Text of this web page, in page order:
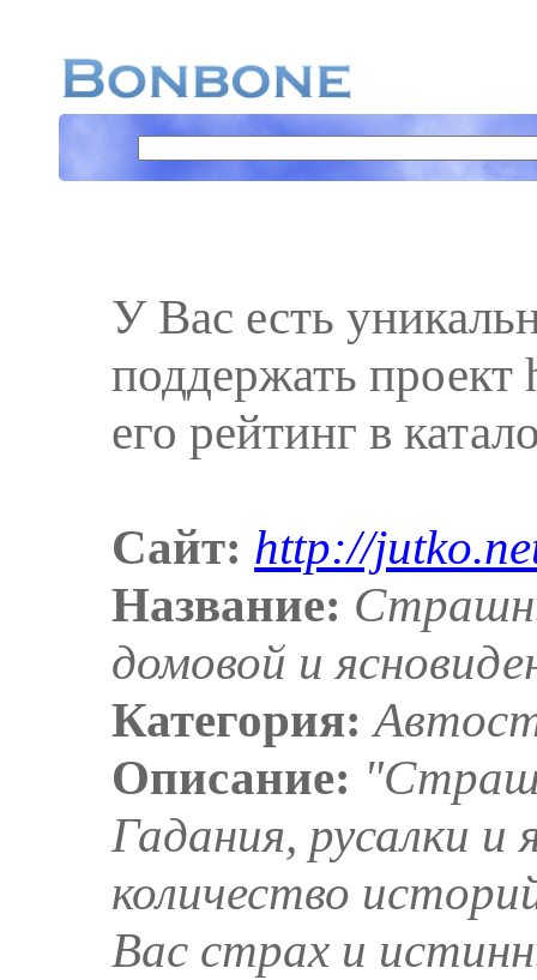
У Вас есть
поддержать
его рейтинг в
Сайт: http://
Название:
домовой и
Категория:
Описание:
Гадания, русалки и
количество
Вас страх и